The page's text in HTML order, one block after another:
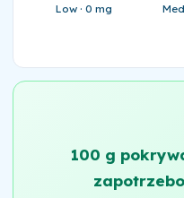
Low · 0 mg
100 g